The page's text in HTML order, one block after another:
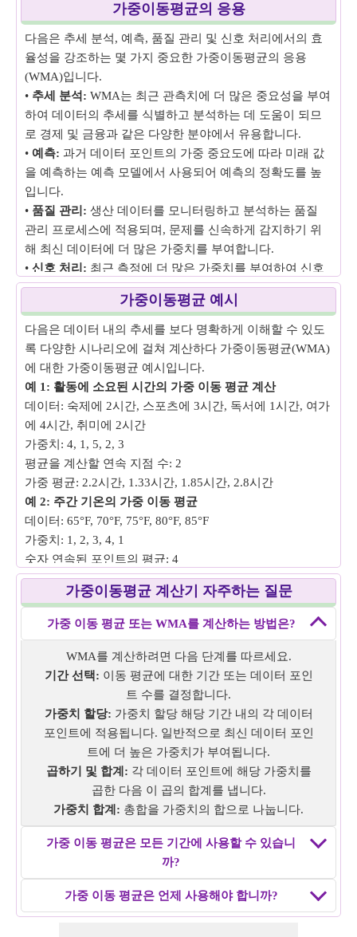
가중이동평균의 응용
다음은 추세 분석, 예측, 품질 관리 및 신호 처리에서의 효
율성을 강조하는 몇 가지 중요한 가중이동평균의 응용
(WMA)입니다.
• 추세 분석: WMA는 최근 관측치에 더 많은 중요성을 부여
하여 데이터의 추세를 식별하고 분석하는 데 도움이 되므
로 경제 및 금융과 같은 다양한 분야에서 유용합니다.
• 예측: 과거 데이터 포인트의 가중 중요도에 따라 미래 값
을 예측하는 예측 모델에서 사용되어 예측의 정확도를 높
입니다.
• 품질 관리: 생산 데이터를 모니터링하고 분석하는 품질
관리 프로세스에 적용되며, 문제를 신속하게 감지하기 위
해 최신 데이터에 더 많은 가중치를 부여합니다.
• 신호 처리: 최근 측정에 더 많은 가중치를 부여하여 신호
를 부드럽게 하고 노이즈를 줄이기 위해 신호 처리에 사용
가중이동평균 예시
다음은 데이터 내의 추세를 보다 명확하게 이해할 수 있도
록 다양한 시나리오에 걸쳐 계산하다 가중이동평균(WMA)
에 대한 가중이동평균 예시입니다.
예 1: 활동에 소요된 시간의 가중 이동 평균 계산
데이터: 숙제에 2시간, 스포츠에 3시간, 독서에 1시간, 여가
에 4시간, 취미에 2시간
가중치: 4, 1, 5, 2, 3
평균을 계산할 연속 지점 수: 2
가중 평균: 2.2시간, 1.33시간, 1.85시간, 2.8시간
예 2: 주간 기온의 가중 이동 평균
데이터: 65°F, 70°F, 75°F, 80°F, 85°F
가중치: 1, 2, 3, 4, 1
숫자 연속된 포인트의 평균: 4
가중 평균: 75°F, 77°F
예제 3: 월간 비용의 가중 이동 평균
데이터: 1월: $200, 2월: $220, 3월: $240, 4월: $260, 5월:
가중치: 2, 3, 1, 4, 5
연속된 포인트의 평균 수: 3
가중 평균: $216.66, $242.5, $268
예제 4: 일일 매출의 가중 이동 평균
데이터: $100, $120, $90, $110, $130, $120, $125
가중치: 2, 3, 1, 4, 5, 3, 1
연속 포인트 평균: 5
가중 평균: $116, $118.75, $118.92
예제 5: 일일 걸음 수의 가중 이동 평균
데이터: 8000걸음, 8500걸음, 9000걸음, 9500걸음, 1308걸
음, 1000걸음
가중 평균: 8333.33걸음, 8800걸음, 9285.71걸음, 6769.33
가중이동평균 계산기 자주하는 질문
가중 이동 평균 또는 WMA를 계산하는 방법은?
WMA를 계산하려면 다음 단계를 따르세요.
기간 선택: 이동 평균에 대한 기간 또는 데이터 포인
트 수를 결정합니다.
가중치 할당: 가중치 할당 해당 기간 내의 각 데이터
포인트에 적용됩니다. 일반적으로 최신 데이터 포인
트에 더 높은 가중치가 부여됩니다.
곱하기 및 합계: 각 데이터 포인트에 해당 가중치를
곱한 다음 이 곱의 합계를 냅니다.
가중치 합계: 총합을 가중치의 합으로 나눕니다.
가중 이동 평균은 모든 기간에 사용할 수 있습니
까?
가중 이동 평균은 언제 사용해야 합니까?